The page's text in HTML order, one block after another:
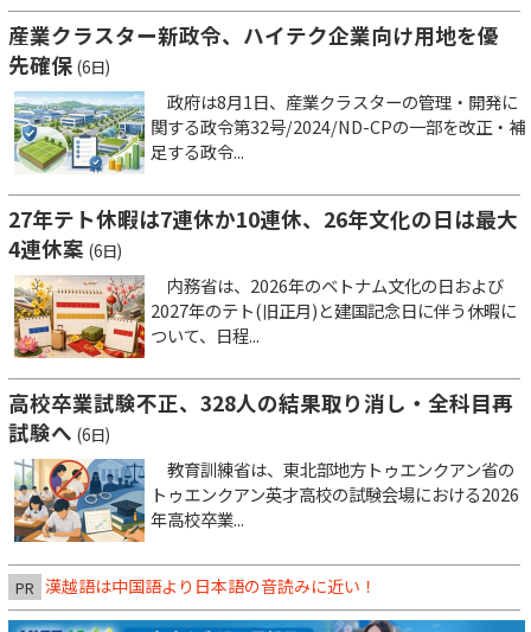
産業クラスター新政令、ハイテク企業向け用地を優
先確保 (6日)
政府は8月1日、産業クラスターの管理・開発に
関する政令第32号/2024/ND-CPの一部を改正・補
足する政令...
27年テト休暇は7連休か10連休、26年文化の日は最大
4連休案 (6日)
内務省は、2026年のベトナム文化の日および
2027年のテト(旧正月)と建国記念日に伴う休暇に
ついて、日程...
高校卒業試験不正、328人の結果取り消し・全科目再
試験へ (6日)
教育訓練省は、東北部地方トゥエンクアン省の
トゥエンクアン英才高校の試験会場における2026
年高校卒業...
PR 漢越語は中国語より日本語の音読みに近い！